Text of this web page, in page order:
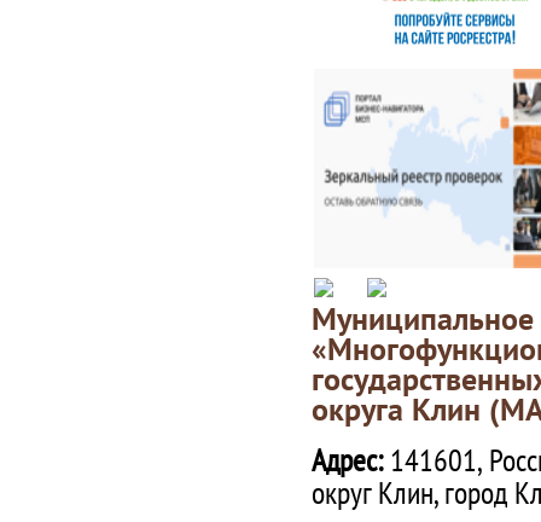
округа Клин
Адрес:141601,
округ Клин, город